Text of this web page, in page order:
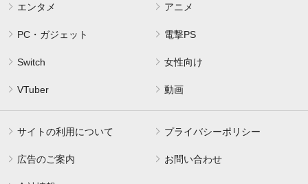
エンタメ アニメ
PC・ガジェット 電撃PS
Switch 女性向け
VTuber 動画
サイトの利用について プライバシーポリシー
広告のご案内 お問い合わせ